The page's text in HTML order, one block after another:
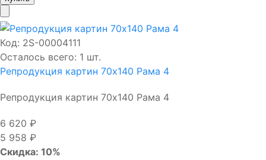
Код: 2S-00004111
Осталось всего: 1 шт.
Репродукция картин 70х140 Рама 4
Репродукция картин 70х140 Рама 4
6 620 ₽
5 958 ₽
Скидка: 10%